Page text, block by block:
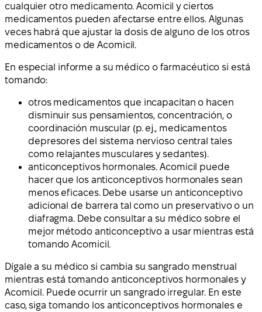
cualquier otro medicamento. Acomicil y ciertos
medicamentos pueden afectarse entre ellos. Algunas
veces habrá que ajustar la dosis de alguno de los otros
medicamentos o de Acomicil.
En especial informe a su médico o farmacéutico si está
tomando:
otros medicamentos que incapacitan o hacen
disminuir sus pensamientos, concentración, o
coordinación muscular (p. ej., medicamentos
depresores del sistema nervioso central tales
como relajantes musculares y sedantes).
anticonceptivos hormonales. Acomicil puede
hacer que los anticonceptivos hormonales sean
menos eficaces. Debe usarse un anticonceptivo
adicional de barrera tal como un preservativo o un
diafragma. Debe consultar a su médico sobre el
mejor método anticonceptivo a usar mientras está
tomando Acomicil.
Dígale a su médico si cambia su sangrado menstrual
mientras está tomando anticonceptivos hormonales y
Acomicil. Puede ocurrir un sangrado irregular. En este
caso, siga tomando los anticonceptivos hormonales e